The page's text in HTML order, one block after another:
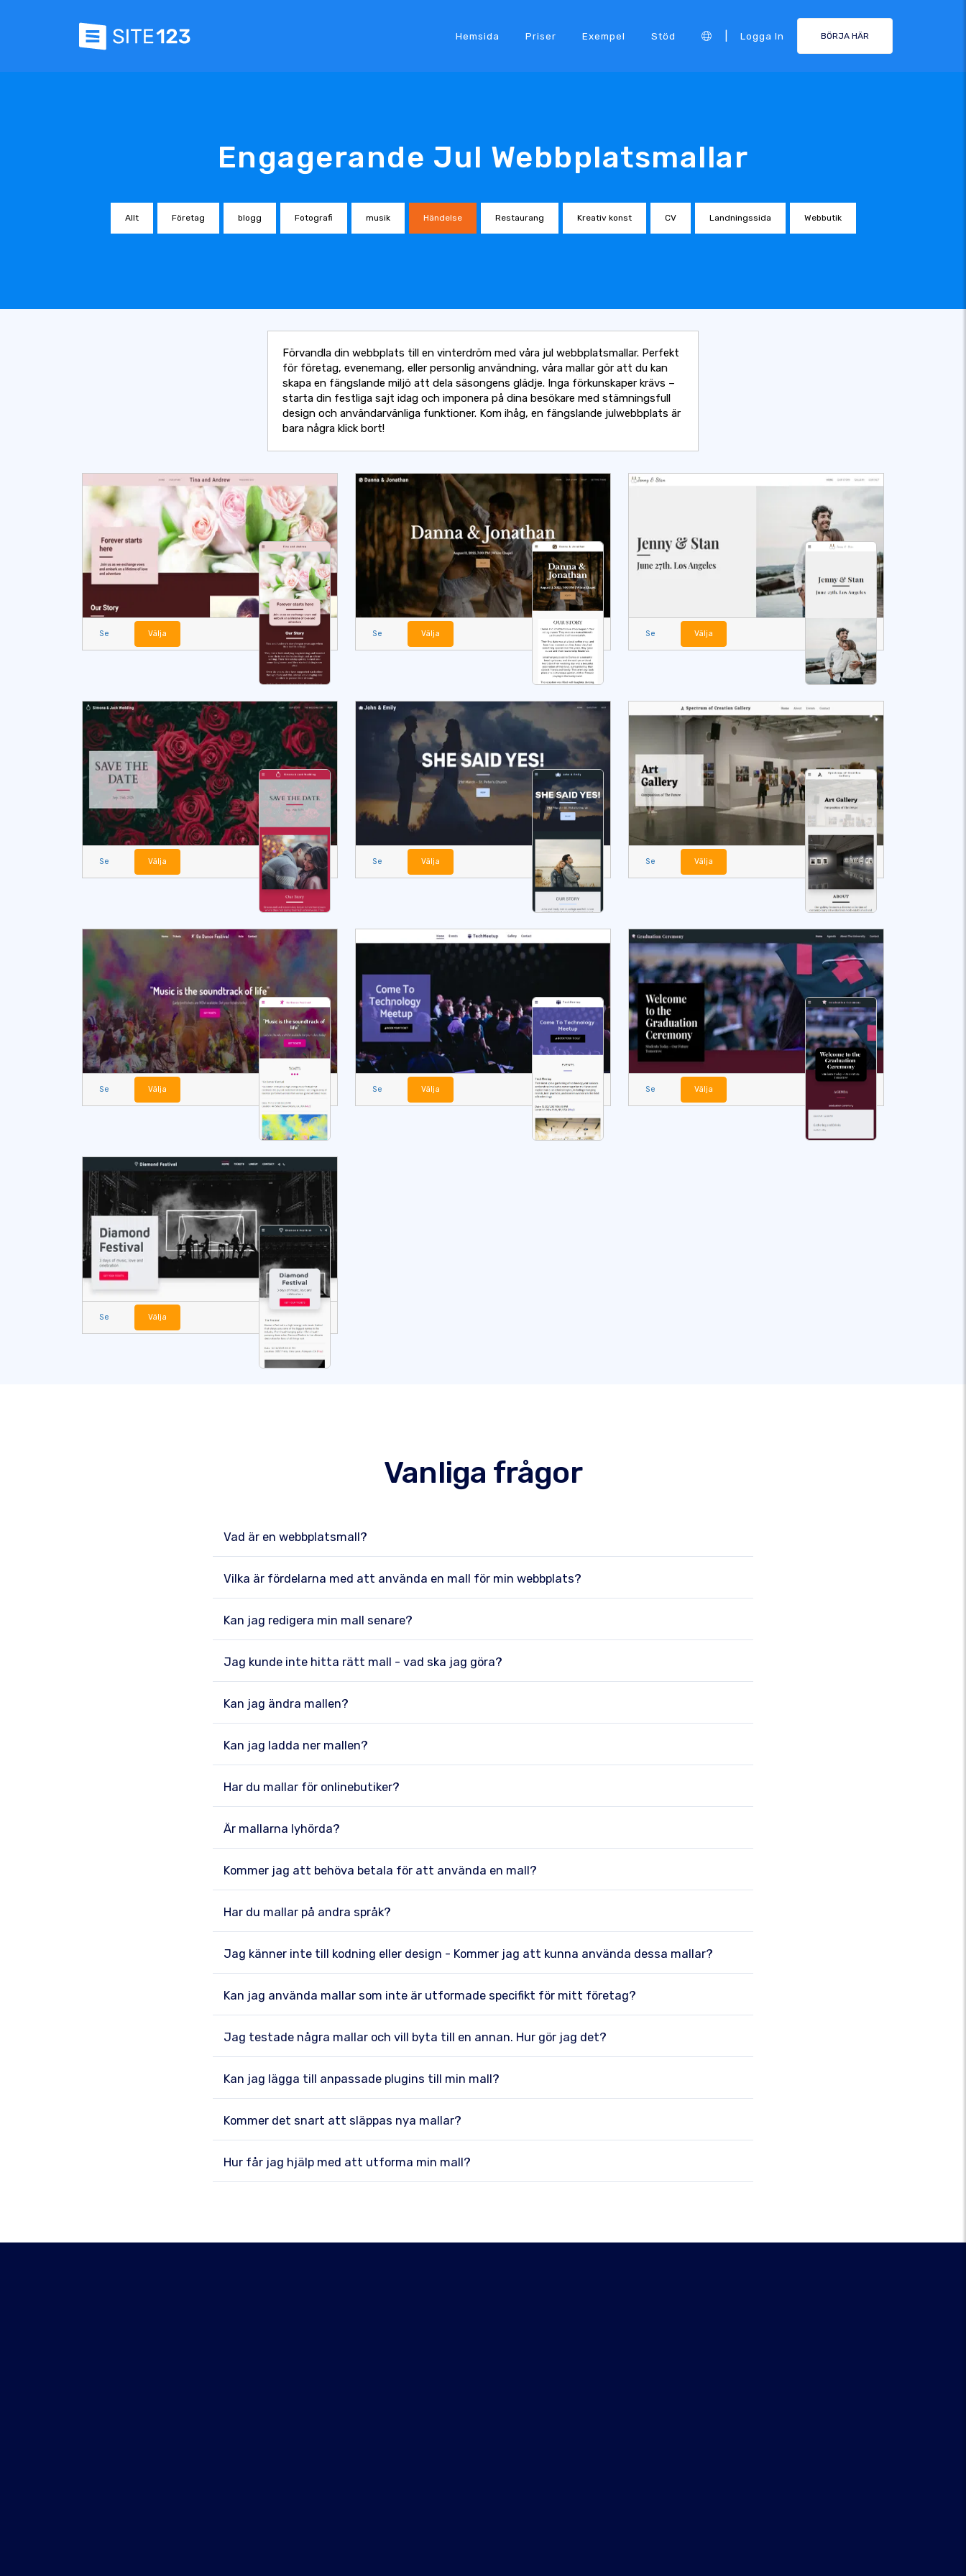
Hemsida Priser Exempel Stöd Logga In BÖRJA HÄR
Engagerande Jul Webbplatsmallar
Allt Företag blogg Fotografi musik Händelse Restaurang Kreativ konst CV Landningssida Webbutik
Förvandla din webbplats till en vinterdröm med våra jul webbplatsmallar. Perfekt
för företag, evenemang, eller personlig användning, våra mallar gör att du kan
skapa en fängslande miljö att dela säsongens glädje. Inga förkunskaper krävs –
starta din festliga sajt idag och imponera på dina besökare med stämningsfull
design och användarvänliga funktioner. Kom ihåg, en fängslande julwebbplats är
bara några klick bort!
Se Välja Se Välja Se Välja
Se Välja Se Välja Se Välja
Se Välja Se Välja Se Välja
Se Välja
Vanliga frågor
Vad är en webbplatsmall?
Vilka är fördelarna med att använda en mall för min webbplats?
Kan jag redigera min mall senare?
Jag kunde inte hitta rätt mall - vad ska jag göra?
Kan jag ändra mallen?
Kan jag ladda ner mallen?
Har du mallar för onlinebutiker?
Är mallarna lyhörda?
Kommer jag att behöva betala för att använda en mall?
Har du mallar på andra språk?
Jag känner inte till kodning eller design - Kommer jag att kunna använda dessa mallar?
Kan jag använda mallar som inte är utformade specifikt för mitt företag?
Jag testade några mallar och vill byta till en annan. Hur gör jag det?
Kan jag lägga till anpassade plugins till min mall?
Kommer det snart att släppas nya mallar?
Hur får jag hjälp med att utforma min mall?